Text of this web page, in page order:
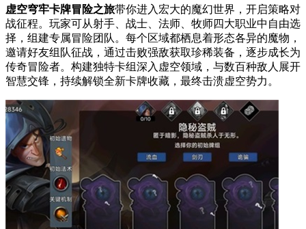
虚空穹牢卡牌冒险之旅带你进入宏大的魔幻世界，开启策略对
战征程。玩家可从射手、战士、法师、牧师四大职业中自由选
择，组建专属冒险团队。每个区域都栖息着形态各异的魔物，
邀请好友组队征战，通过击败强敌获取珍稀装备，逐步成长为
传奇冒险者。构建独特卡组深入虚空领域，与数百种敌人展开
智慧交锋，持续解锁全新卡牌收藏，最终击溃虚空势力。